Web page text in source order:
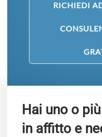
RICHIEDI
Hai uno o
in affitto e